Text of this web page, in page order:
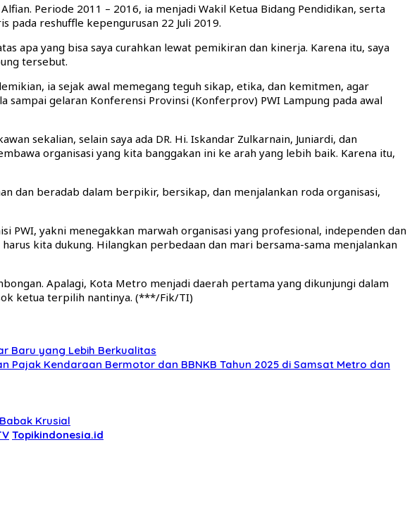
Periode 2011 – 2016, ia menjadi Wakil Ketua Bidang Pendidikan, serta
pada reshuffle kepengurusan 22 Juli 2019.
apa yang bisa saya curahkan lewat pemikiran dan kinerja. Karena itu, saya
tersebut.
ia sejak awal memegang teguh sikap, etika, dan kemitmen, agar
gelaran Konferensi Provinsi (Konferprov) PWI Lampung pada awal
sekalian, selain saya ada DR. Hi. Iskandar Zulkarnain, Juniardi, dan
organisasi yang kita banggakan ini ke arah yang lebih baik. Karena itu,
dan beradab dalam berpikir, bersikap, dan menjalankan roda organisasi,
PWI, yakni menegakkan marwah organisasi yang profesional, independen dan
kita dukung. Hilangkan perbedaan dan mari bersama-sama menjalankan
Apalagi, Kota Metro menjadi daerah pertama yang dikunjungi dalam
ketua terpilih nantinya. (***/Fik/TI)
Baru yang Lebih Berkualitas
Kendaraan Bermotor dan BBNKB Tahun 2025 di Samsat Metro dan
Krusial
Topikindonesia.id